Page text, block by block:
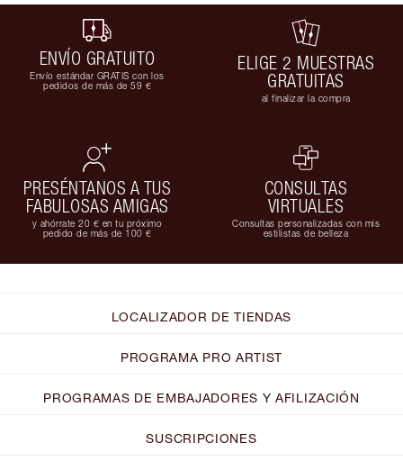
ENVÍO GRATUITO
Envío estándar GRATIS con los
pedidos de más de 59 €
ELIGE 2 MUESTRAS
GRATUITAS
al finalizar la compra
PRESÉNTANOS A TUS
FABULOSAS AMIGAS
y ahórrate 20 € en tu próximo
pedido de más de 100 €
CONSULTAS
VIRTUALES
Consultas personalizadas con mis
estilistas de belleza
LOCALIZADOR DE TIENDAS
PROGRAMA PRO ARTIST
PROGRAMAS DE EMBAJADORES Y AFILIZACIÓN
SUSCRIPCIONES